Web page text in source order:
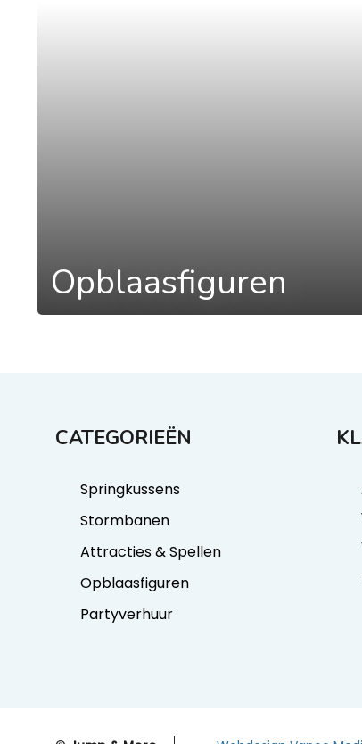
Opblaasfiguren
CATEGORIEËN
Springkussens
Stormbanen
Attracties & Spellen
Opblaasfiguren
Partyverhuur